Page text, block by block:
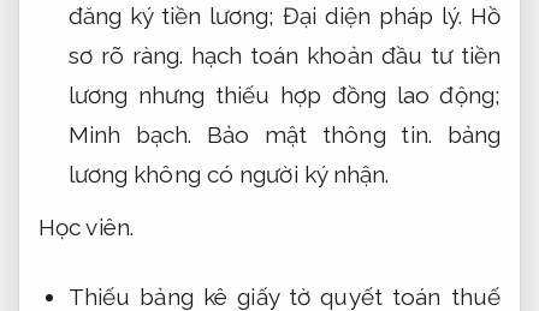
đăng ký tiền lương; Đại diện pháp lý. Hồ
sơ rõ ràng. hạch toán khoản đầu tư tiền
lương nhưng thiếu hợp đồng lao động;
Minh bạch.
Bảo mật thông tin. bảng
lương không có người ký nhận.
Học viên.
Thiếu bảng kê giấy tờ quyết toán thuế